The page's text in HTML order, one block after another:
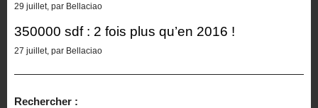
29 juillet, par Bellaciao
350000 sdf : 2 fois plus qu’en 2016 !
27 juillet, par Bellaciao
Rechercher :